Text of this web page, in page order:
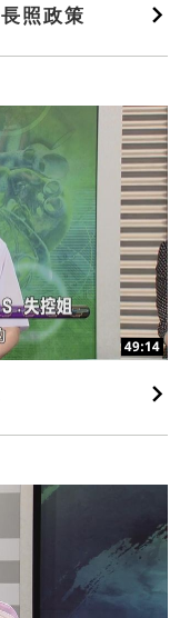
照政策
49:14